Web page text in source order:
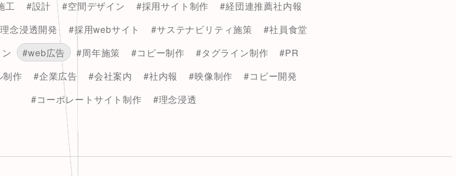
工 #設計 #空間デザイン #採用サイト制作
#経団連推薦社内報
念浸透開発 #採用webサイト #サステナビリティ施策
#社員食堂
#web広告 #周年施策 #コピー制作 #タグライン制作
#PR
制作
#企業広告 #会社案内 #社内報 #映像制作
#コピー開発
#コーポレートサイト制作
#理念浸透